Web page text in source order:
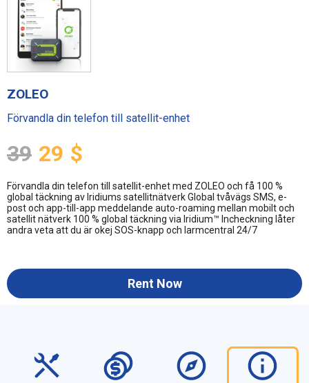
ZOLEO
Förvandla din telefon till satellit-enhet
39 29 $
Förvandla din telefon till satellit-enhet med ZOLEO och få 100 %
global täckning av Iridiums satellitnätverk Global tvåvägs SMS, e-
post och app-till-app meddelande auto-roaming mellan mobilt och
satellit nätverk 100 % global täckning via Iridium™ Incheckning låter
andra veta att du är okej SOS-knapp och larmcentral 24/7
Rent Now